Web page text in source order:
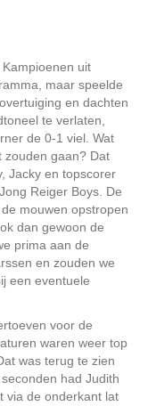
uit
maar speelde
en dachten
te verlaten,
de 0-1 viel. Wat
zouden gaan? Dat
Jacky en topscorer
Reiger Boys. De
mouwen opstropen
dan gewoon de
prima aan de
en zouden we
een eventuele
voor de
waren weer top
was terug te zien
had Judith
via de onderkant lat